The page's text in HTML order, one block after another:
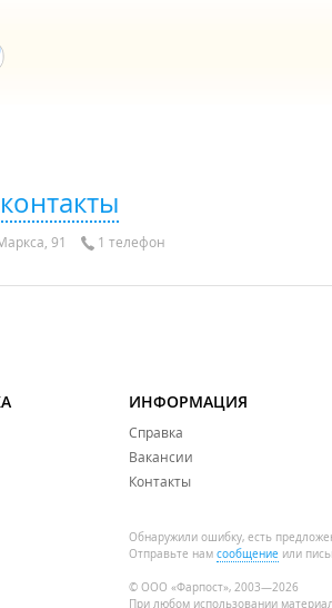
91 1 телефон
ИНФОРМАЦИЯ
Справка
Вакансии
Контакты
Обнаружили ошибку, есть
Отправьте нам сообщение или
© ООО «Фарпост», 2003—2026
При любом использовании